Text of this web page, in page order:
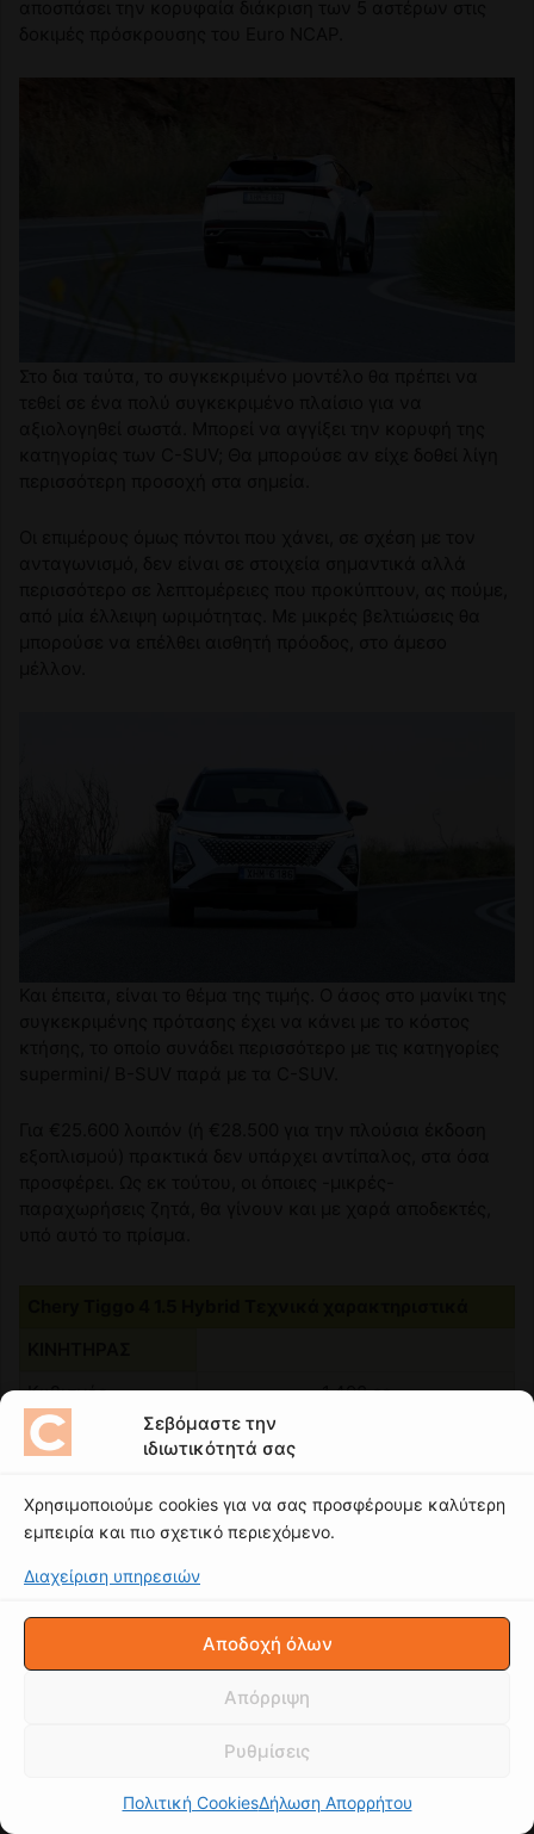
Σεβόμαστε την
ιδιωτικότητά σας
Χρησιμοποιούμε cookies για να σας προσφέρουμε καλύτερη
εμπειρία και πιο σχετικό περιεχόμενο.
Διαχείριση υπηρεσιών
Αποδοχή όλων
Απόρριψη
Ρυθμίσεις
Πολιτική CookiesΔήλωση Απορρήτου